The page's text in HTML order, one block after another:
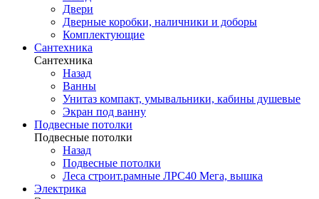
Двери
Дверные коробки, наличники и доборы
Комплектующие
Сантехника
Сантехника
Назад
Ванны
Унитаз компакт, умывальники, кабины душевые
Экран под ванну
Подвесные потолки
Подвесные потолки
Назад
Подвесные потолки
Леса строит.рамные ЛРС40 Мега, вышка
Электрика